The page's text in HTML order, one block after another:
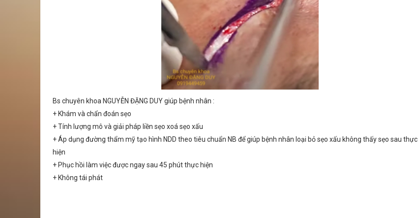
Bs chuyên khoa NGUYỄN ĐẶNG DUY giúp bệnh nhân :
+ Khám và chẩn đoán sẹo
+ Tính lượng mô và giải pháp liền sẹo xoá sẹo xấu
+ Áp dụng đường thẩm mỹ tạo hình NDD theo tiêu chuẩn NB để giúp bệnh nhân loại bỏ sẹo xấu không thấy sẹo sau thực
hiện
+ Phục hồi làm việc được ngay sau 45 phút thực hiện
+ Không tái phát